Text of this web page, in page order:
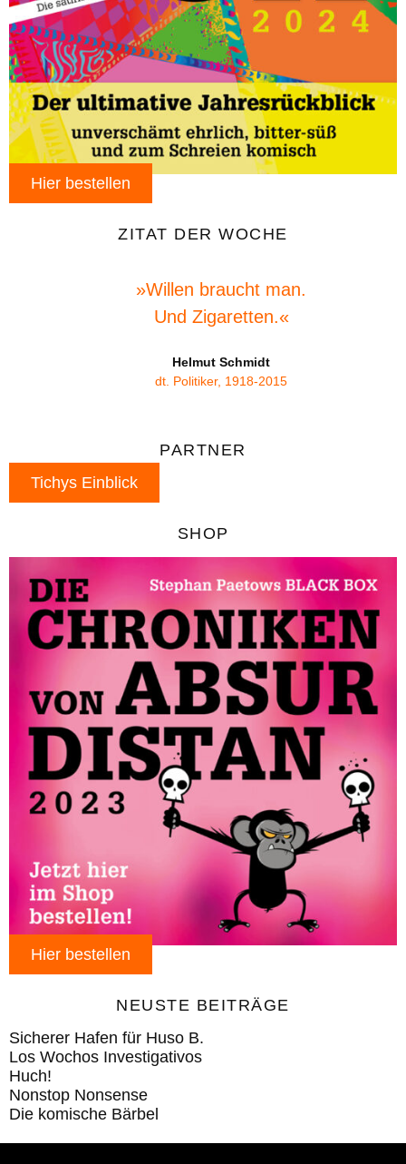
Hier bestellen
ZITAT DER WOCHE
»Willen braucht man.
Und Zigaretten.«
Helmut Schmidt
dt. Politiker, 1918-2015
PARTNER
Tichys Einblick
SHOP
Hier bestellen
NEUSTE BEITRÄGE
Sicherer Hafen für Huso B.
Los Wochos Investigativos
Huch!
Nonstop Nonsense
Die komische Bärbel